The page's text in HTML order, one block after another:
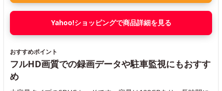
Yahoo!ショッピングで商品詳細を見る
おすすめポイント
フルHD画質での録画データや駐車監視にもおすす
め